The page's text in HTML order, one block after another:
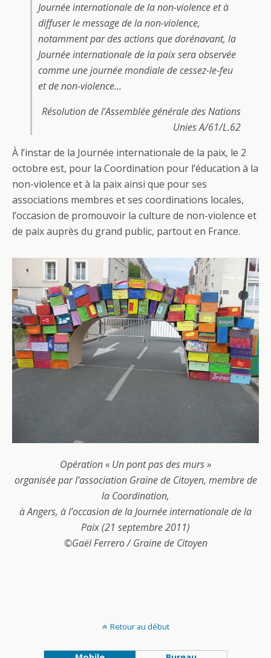
Journée internationale de la non-violence et à
diffuser le message de la non-violence,
notamment par des actions que dorénavant, la
Journée internationale de la paix sera observée
comme une journée mondiale de cessez-le-feu
et de non-violence…
Résolution de l’Assemblée générale des Nations
Unies A/61/L.62
À l’instar de la Journée internationale de la paix, le 2
octobre est, pour la Coordination pour l’éducation à la
non-violence et à la paix ainsi que pour ses
associations membres et ses coordinations locales,
l’occasion de promouvoir la culture de non-violence et
de paix auprès du grand public, partout en France.
Opération « Un pont pas des murs »
organisée par l’association Graine de Citoyen, membre de
la Coordination,
à Angers, à l’occasion de la Journée internationale de la
Paix (21 septembre 2011)
©Gaël Ferrero / Graine de Citoyen
Retour au début